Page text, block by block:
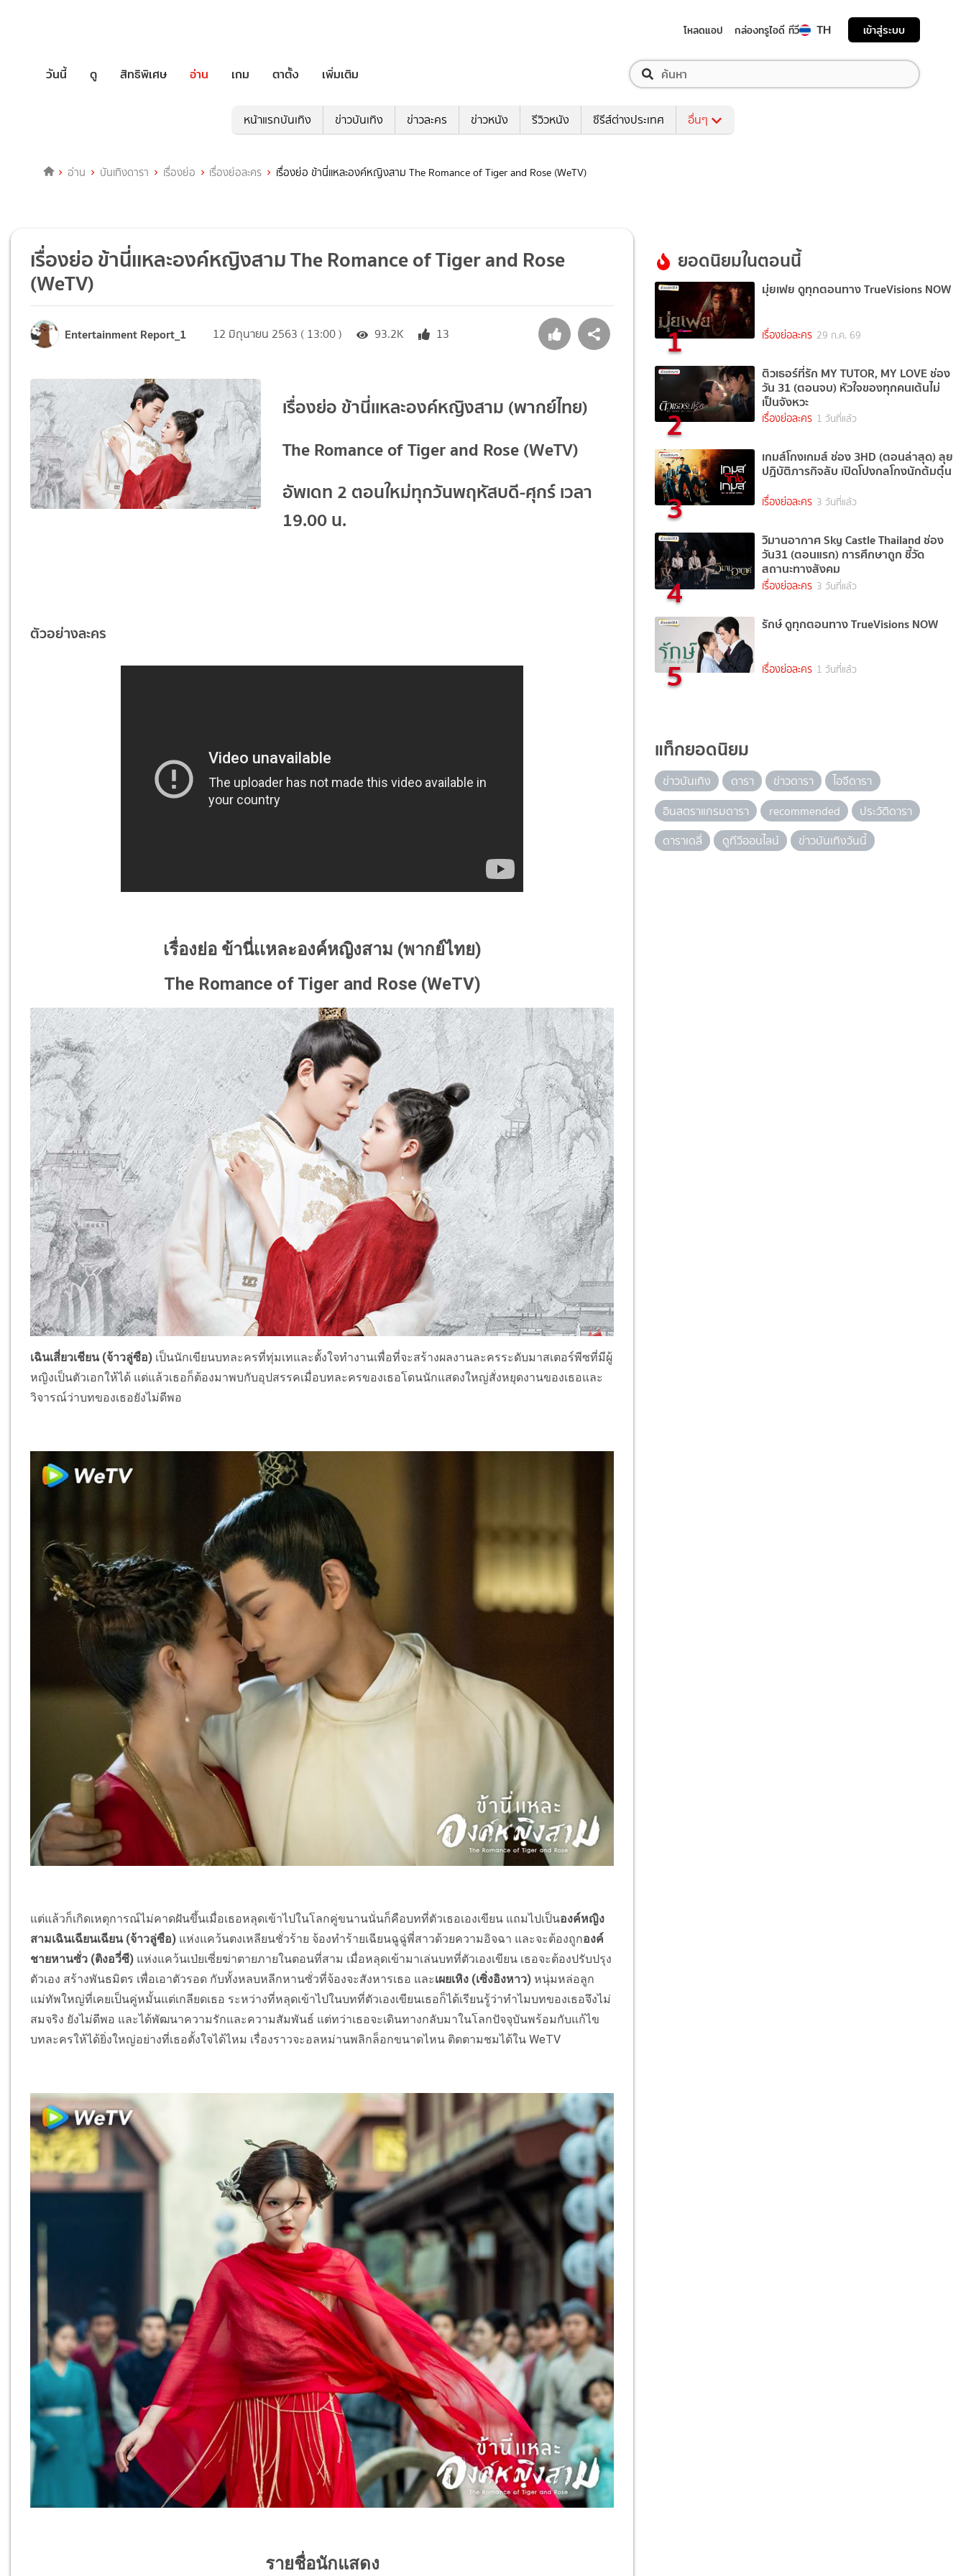
โหลดแอป กล่องทรูไอดี ทีวี TH เข้าสู่ระบบ
วันนี้ ดู สิทธิพิเศษ อ่าน เกม ตาตั้ง เพิ่มเติม
หน้าแรกบันเทิง ข่าวบันเทิง ข่าวละคร ข่าวหนัง รีวิวหนัง ซีรีส์ต่างประเทศ อื่นๆ
อ่าน บันเทิงดารา เรื่องย่อ เรื่องย่อละคร เรื่องย่อ ข้านี่เเหละองค์หญิงสาม The Romance of Tiger and Rose (WeTV)
เรื่องย่อ ข้านี่เเหละองค์หญิงสาม The Romance of Tiger and Rose
(WeTV)
Entertainment Report_1 12 มิถุนายน 2563 ( 13:00 ) 93.2K 13
เรื่องย่อ ข้านี่เเหละองค์หญิงสาม (พากย์ไทย)
The Romance of Tiger and Rose (WeTV)
อัพเดท 2 ตอนใหม่ทุกวันพฤหัสบดี-ศุกร์ เวลา
19.00 น.
ตัวอย่างละคร
เรื่องย่อ ข้านี่เเหละองค์หญิงสาม (พากย์ไทย)
The Romance of Tiger and Rose (WeTV)
เฉินเสี่ยวเชียน (จ้าวลู่ซือ) เป็นนักเขียนบทละครที่ทุ่มเทและตั้งใจทำงานเพื่อที่จะสร้างผลงานละครระดับมาสเตอร์พีซที่มีผู้
หญิงเป็นตัวเอกให้ได้ แต่แล้วเธอก็ต้องมาพบกับอุปสรรคเมื่อบทละครของเธอโดนนักแสดงใหญ่สั่งหยุดงานของเธอและ
วิจารณ์ว่าบทของเธอยังไม่ดีพอ
แต่แล้วก็เกิดเหตุการณ์ไม่คาดฝันขึ้นเมื่อเธอหลุดเข้าไปในโลกคู่ขนานนั่นก็คือบทที่ตัวเธอเองเขียน แถมไปเป็นองค์หญิง
สามเฉินเฉียนเฉียน (จ้าวลู่ซือ) แห่งแคว้นตงเหลียนชั่วร้าย จ้องทำร้ายเฉียนฉูฉู่พี่สาวด้วยความอิจฉา และจะต้องถูกองค์
ชายหานซั่ว (ติงอวี่ซี) แห่งแคว้นเป่ยเซี่ยฆ่าตายภายในตอนที่สาม เมื่อหลุดเข้ามาเล่นบทที่ตัวเองเขียน เธอจะต้องปรับปรุง
ตัวเอง สร้างพันธมิตร เพื่อเอาตัวรอด กับทั้งหลบหลีกหานซั่วที่จ้องจะสังหารเธอ และเผยเหิง (เซิ่งอิงหาว) หนุ่มหล่อลูก
แม่ทัพใหญ่ที่เคยเป็นคู่หมั้นแต่เกลียดเธอ ระหว่างที่หลุดเข้าไปในบทที่ตัวเองเขียนเธอก็ได้เรียนรู้ว่าทำไมบทของเธอจึงไม่
สมจริง ยังไม่ดีพอ และได้พัฒนาความรักและความสัมพันธ์ แต่ทว่าเธอจะเดินทางกลับมาในโลกปัจจุบันพร้อมกับแก้ไข
บทละครให้ได้ยิ่งใหญ่อย่างที่เธอตั้งใจได้ไหม เรื่องราวจะอลหม่านพลิกล็อกขนาดไหน ติดตามชมได้ใน WeTV
รายชื่อนักแสดง
ยอดนิยมในตอนนี้
1
มุ่ยเฟย ดูทุกตอนทาง TrueVisions NOW
เรื่องย่อละคร 29 ก.ค. 69
2
ติวเธอร์ที่รัก MY TUTOR, MY LOVE ช่อง
วัน 31 (ตอนจบ) หัวใจของทุกคนเต้นไม่
เป็นจังหวะ
เรื่องย่อละคร 1 วันที่แล้ว
3
เกมส์โกงเกมส์ ช่อง 3HD (ตอนล่าสุด) ลุย
ปฏิบัติภารกิจลับ เปิดโปงกลโกงนักต้มตุ๋น
เรื่องย่อละคร 3 วันที่แล้ว
4
วิมานอากาศ Sky Castle Thailand ช่อง
วัน31 (ตอนแรก) การศึกษาถูก ชี้วัด
สถานะทางสังคม
เรื่องย่อละคร 3 วันที่แล้ว
5
รักษ์ ดูทุกตอนทาง TrueVisions NOW
เรื่องย่อละคร 1 วันที่แล้ว
แท็กยอดนิยม
ข่าวบันเทิง ดารา ข่าวดารา
ไอจีดารา
อินสตราแกรมดารา
recommended
ประวัติดารา
ดาราเดลี่
ดูทีวีออนไลน์ ข่าวบันเทิงวันนี้